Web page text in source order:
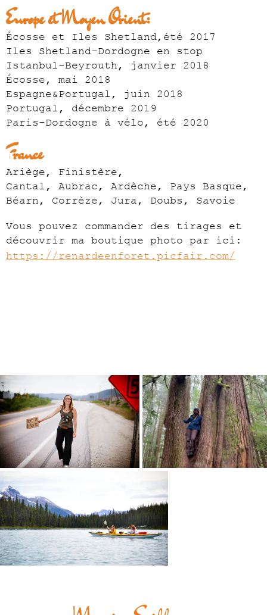
Europe et Moyen Orient:
Écosse et Iles Shetland,été 2017
Iles Shetland-Dordogne en stop
Istanbul-Beyrouth, janvier 2018
Écosse, mai 2018
Espagne&Portugal, juin 2018
Portugal, décembre 2019
Paris-Dordogne à vélo, été 2020
France
Ariège, Finistère,
Cantal, Aubrac, Ardèche, Pays Basque,
Béarn,
Corrèze, Jura, Doubs, Savoie
Vous pouvez commander des tirages et
découvrir ma boutique photo par ici:
https://renardeenforet.picfair.com/